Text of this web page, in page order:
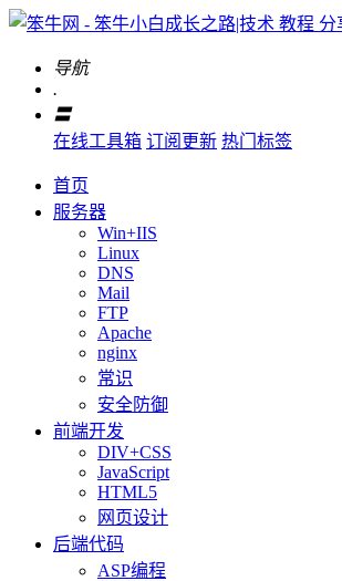
导航
.
〓
在线工具箱 订阅更新 热门标签
首页
服务器
Win+IIS
Linux
DNS
Mail
FTP
Apache
nginx
常识
安全防御
前端开发
DIV+CSS
JavaScript
HTML5
网页设计
后端代码
ASP编程